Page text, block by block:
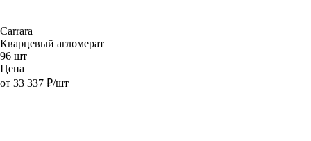
Carrara
Кварцевый агломерат
96 шт
Цена
от 33 337 ₽/шт